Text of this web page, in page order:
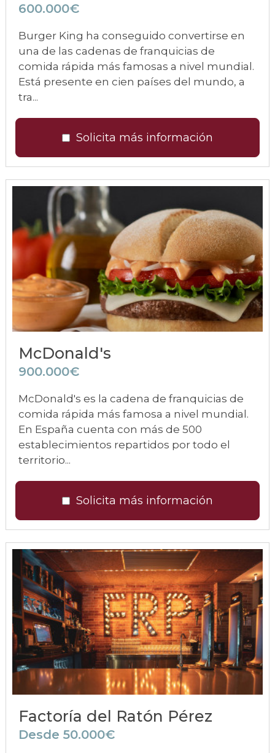
600.000€
Burger King ha conseguido convertirse en
una de las cadenas de franquicias de
comida rápida más famosas a nivel mundial.
Está presente en cien países del mundo, a
tra...
Solicita más información
McDonald's
900.000€
McDonald's es la cadena de franquicias de
comida rápida más famosa a nivel mundial.
En España cuenta con más de 500
establecimientos repartidos por todo el
territorio...
Solicita más información
Factoría del Ratón Pérez
Desde 50.000€